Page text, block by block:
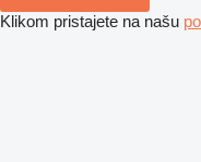
Klikom pristajete na našu